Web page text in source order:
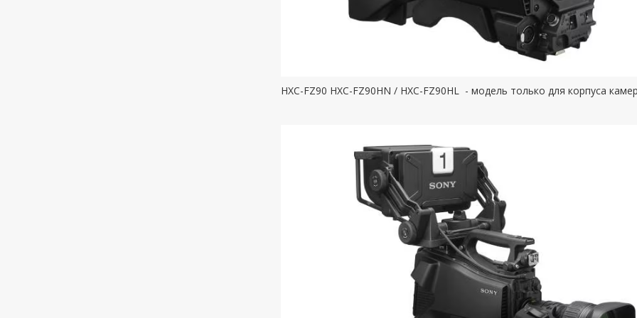
HXC-FZ90 HXC-FZ90HN / HXC-FZ90HL - модель только для корпуса